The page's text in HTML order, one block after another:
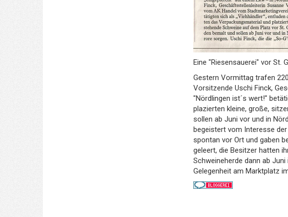
Eine "Riesensauerei" vor St.
Gestern Vormittag trafen
Vorsitzende Uschi Finck,
"Nördlingen ist´s wert!"
plazierten kleine, große,
sollen ab Juni vor und in
begeistert vom Interesse
spontan vor Ort und gaben
geleert, die Besitzer hatten
Schweineherde dann ab
Gelegenheit am Marktplatz